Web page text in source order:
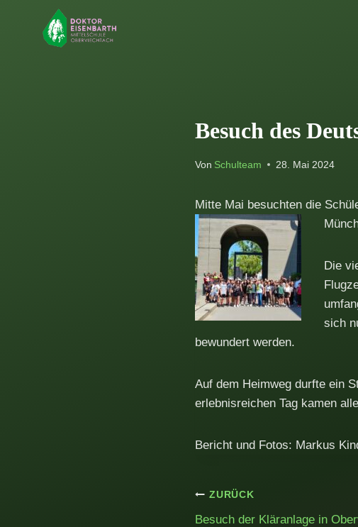
Besuch des
Von Schulteam 28. Mai 2024
Mitte Mai besuchten die
Die
sich
bewundert werden.
Auf dem Heimweg durfte ein
erlebnisreichen Tag kamen
Bericht und Fotos: Markus
Beitragsnavigation
ZURÜCK
Besuch der Kläranlage in